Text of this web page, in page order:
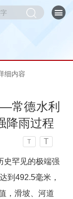
细内容
常德水利
降雨过程
T T
史罕见的极端强
到492.5毫米，
，滑坡、河道